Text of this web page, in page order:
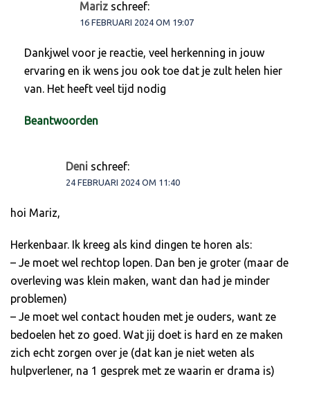
Mariz schreef:
16 FEBRUARI 2024 OM 19:07
Dankjwel voor je reactie, veel herkenning in jouw
ervaring en ik wens jou ook toe dat je zult helen hier
van. Het heeft veel tijd nodig
Beantwoorden
Deni schreef:
24 FEBRUARI 2024 OM 11:40
hoi Mariz,
Herkenbaar. Ik kreeg als kind dingen te horen als:
– Je moet wel rechtop lopen. Dan ben je groter (maar de
overleving was klein maken, want dan had je minder
problemen)
– Je moet wel contact houden met je ouders, want ze
bedoelen het zo goed. Wat jij doet is hard en ze maken
zich echt zorgen over je (dat kan je niet weten als
hulpverlener, na 1 gesprek met ze waarin er drama is)